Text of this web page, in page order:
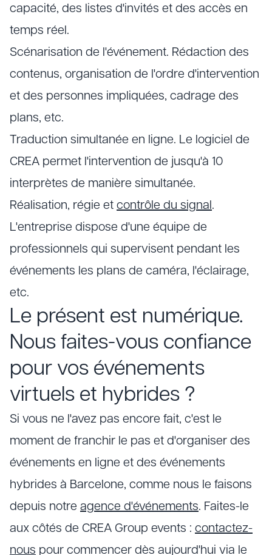
capacité, des listes d'invités et des accès en
temps réel.
Scénarisation de l'événement. Rédaction des
contenus, organisation de l'ordre d'intervention
et des personnes impliquées, cadrage des
plans, etc.
Traduction simultanée en ligne. Le logiciel de
CREA permet l'intervention de jusqu'à 10
interprètes de manière simultanée.
Réalisation, régie et contrôle du signal.
L'entreprise dispose d'une équipe de
professionnels qui supervisent pendant les
événements les plans de caméra, l'éclairage,
etc.
Le présent est numérique.
Nous faites-vous confiance
pour vos événements
virtuels et hybrides ?
Si vous ne l'avez pas encore fait, c'est le
moment de franchir le pas et d'organiser des
événements en ligne et des événements
hybrides à Barcelone, comme nous le faisons
depuis notre agence d'événements. Faites-le
aux côtés de CREA Group events : contactez-
nous pour commencer dès aujourd'hui via le